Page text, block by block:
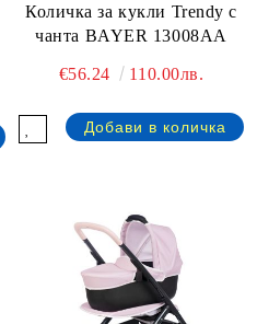
Количка за кукли Trendy с
чанта BAYER 13008AA
€56.24 110.00лв.